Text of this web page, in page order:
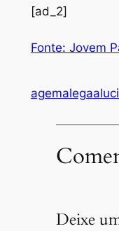
[ad_2]
Fonte: Jovem
agemalega
Deixe